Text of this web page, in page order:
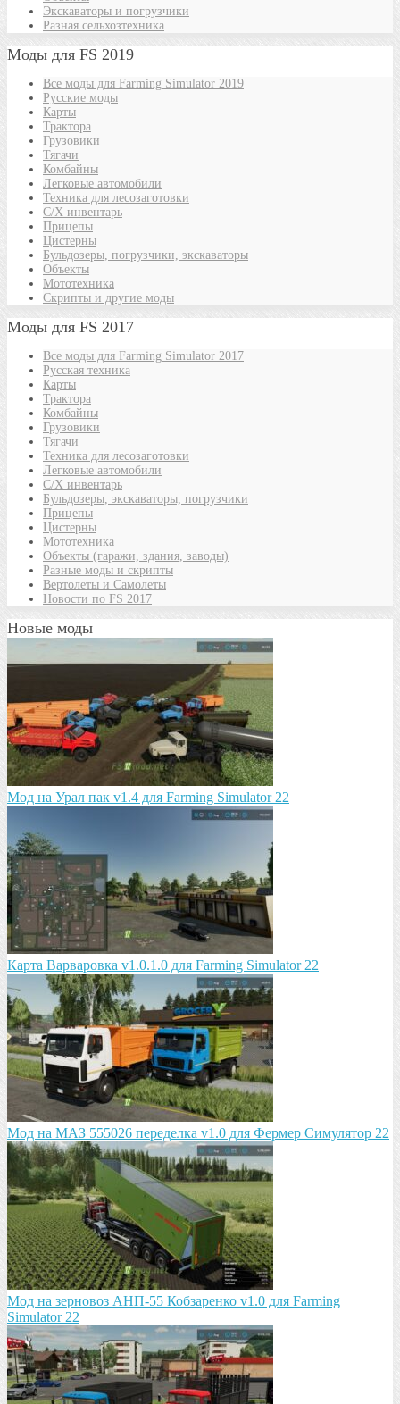
Экскаваторы и погрузчики
Разная сельхозтехника
Моды для FS 2019
Все моды для Farming Simulator 2019
Русские моды
Карты
Трактора
Грузовики
Тягачи
Комбайны
Легковые автомобили
Техника для лесозаготовки
С/Х инвентарь
Прицепы
Цистерны
Бульдозеры, погрузчики, экскаваторы
Объекты
Мототехника
Скрипты и другие моды
Моды для FS 2017
Все моды для Farming Simulator 2017
Русская техника
Карты
Трактора
Комбайны
Грузовики
Тягачи
Техника для лесозаготовки
Легковые автомобили
С/Х инвентарь
Бульдозеры, экскаваторы, погрузчики
Прицепы
Цистерны
Мототехника
Объекты (гаражи, здания, заводы)
Разные моды и скрипты
Вертолеты и Самолеты
Новости по FS 2017
Новые моды
Мод на Урал пак v1.4 для Farming Simulator 22
Карта Варваровка v1.0.1.0 для Farming Simulator 22
Мод на МАЗ 555026 пeрeдeлка v1.0 для Фермер Симулятор 22
Мод на зeрновоз АНП-55 Кобзарeнко v1.0 для Farming
Simulator 22